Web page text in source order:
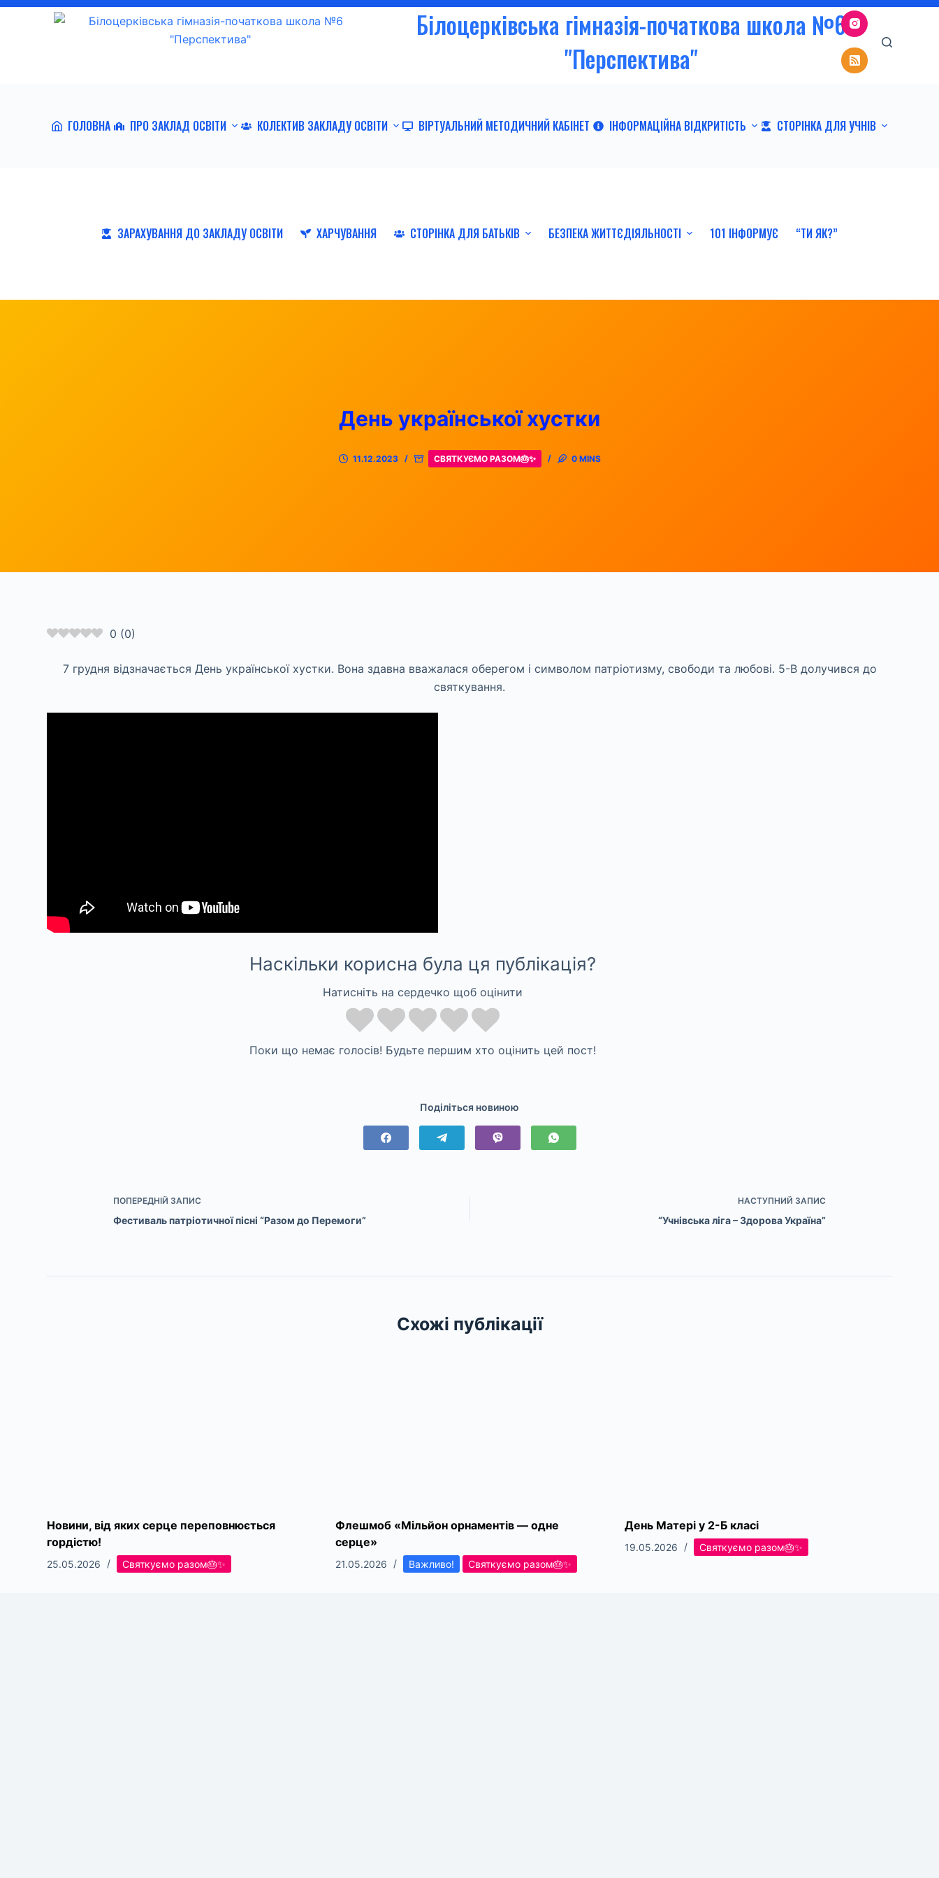
Білоцерківська гімназія-початкова школа №6
"Перспектива"
ГОЛОВНА ПРО ЗАКЛАД ОСВІТИ КОЛЕКТИВ ЗАКЛАДУ ОСВІТИ ВІРТУАЛЬНИЙ МЕТОДИЧНИЙ КАБІНЕТ ІНФОРМАЦІЙНА ВІДКРИТІСТЬ СТОРІНКА ДЛЯ УЧНІВ
ЗАРАХУВАННЯ ДО ЗАКЛАДУ ОСВІТИ ХАРЧУВАННЯ СТОРІНКА ДЛЯ БАТЬКІВ БЕЗПЕКА ЖИТТЄДІЯЛЬНОСТІ 101 ІНФОРМУЄ “ТИ ЯК?”
День української хустки
11.12.2023 СВЯТКУЄМО РАЗОМ🎂✨ 0 MINS
0 (0)
7 грудня відзначається День української хустки. Вона здавна вважалася оберегом і символом патріотизму, свободи та любові. 5-В долучився до
святкування.
Наскільки корисна була ця публікація?
Натисніть на сердечко щоб оцінити
Поки що немає голосів! Будьте першим хто оцінить цей пост!
Поділіться новиною
ПОПЕРЕДНІЙ ЗАПИС
Фестиваль патріотичної пісні “Разом до Перемоги”
НАСТУПНИЙ ЗАПИС
“Учнівська ліга – Здорова Україна”
Схожі публікації
Новини, від яких серце переповнюється
гордістю!
25.05.2026 Святкуємо разом🎂✨
Флешмоб «Мільйон орнаментів — одне
серце»
21.05.2026 Важливо! Святкуємо разом🎂✨
День Матері у 2-Б класі
19.05.2026 Святкуємо разом🎂✨